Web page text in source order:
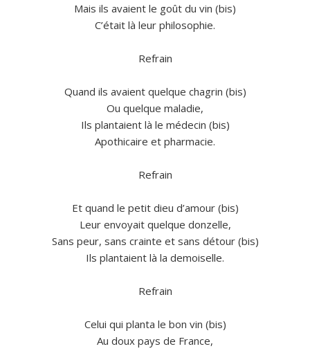
Mais ils avaient le goût du vin (bis)
C’était là leur philosophie.
Refrain
Quand ils avaient quelque chagrin (bis)
Ou quelque maladie,
Ils plantaient là le médecin (bis)
Apothicaire et pharmacie.
Refrain
Et quand le petit dieu d’amour (bis)
Leur envoyait quelque donzelle,
Sans peur, sans crainte et sans détour (bis)
Ils plantaient là la demoiselle.
Refrain
Celui qui planta le bon vin (bis)
Au doux pays de France,